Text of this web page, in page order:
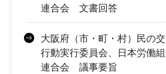
連合会 文書回答
大阪府（市・町・村）民の
行動実行委員会、日本労働
連合会 議事要旨